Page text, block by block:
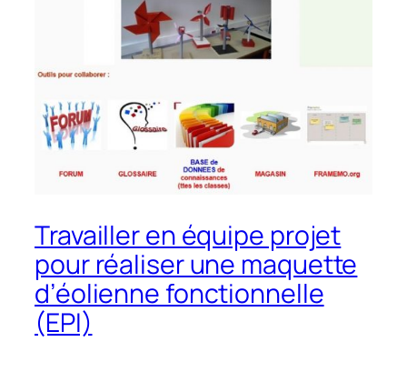
Travailler en équipe projet
pour réaliser une maquette
d’éolienne fonctionnelle
(EPI)